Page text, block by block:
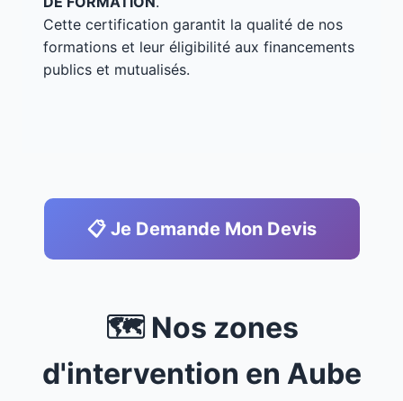
Cette certification garantit la qualité de nos
formations et leur éligibilité aux financements
publics et mutualisés.
📋 Je Demande Mon Devis
🗺️ Nos zones
d'intervention en Aube